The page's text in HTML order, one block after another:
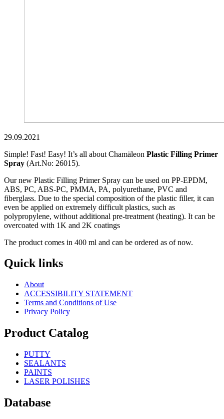
29.09.2021
Simple! Fast! Easy! It’s all about Chamäleon Plastic Filling Primer
Spray (Art.No: 26015).
Our new Plastic Filling Primer Spray can be used on PP-EPDM,
ABS, PC, ABS-PC, PMMA, PA, polyurethane, PVC and
fiberglass. Due to the special composition of the plastic filler, it can
even be applied on extremely difficult plastics, such as
polypropylene, without additional pre-treatment (heating). It can be
overcoated with 1K and 2K coatings
The product comes in 400 ml and can be ordered as of now.
Quick links
About
ACCESSIBILITY STATEMENT
Terms and Conditions of Use
Privacy Policy
Product Catalog
PUTTY
SEALANTS
PAINTS
LASER POLISHES
Database